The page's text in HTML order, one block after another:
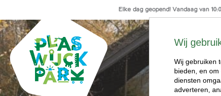
Elke dag geopend! Vandaag van
Ga
naar
de
inhoud
Wij
Wij gebruiken
bieden, en
diensten
adverteren,